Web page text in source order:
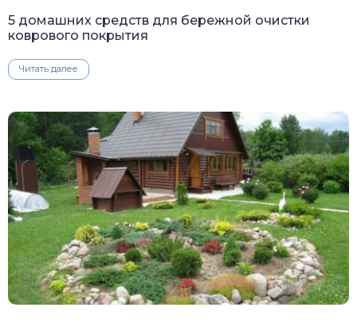
5 домашних средств для бережной очистки
коврового покрытия
Читать далее